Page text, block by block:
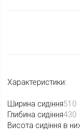
Характеристики:
Ширина сидіння510
Глибина сидіння430
Висота сидіння в